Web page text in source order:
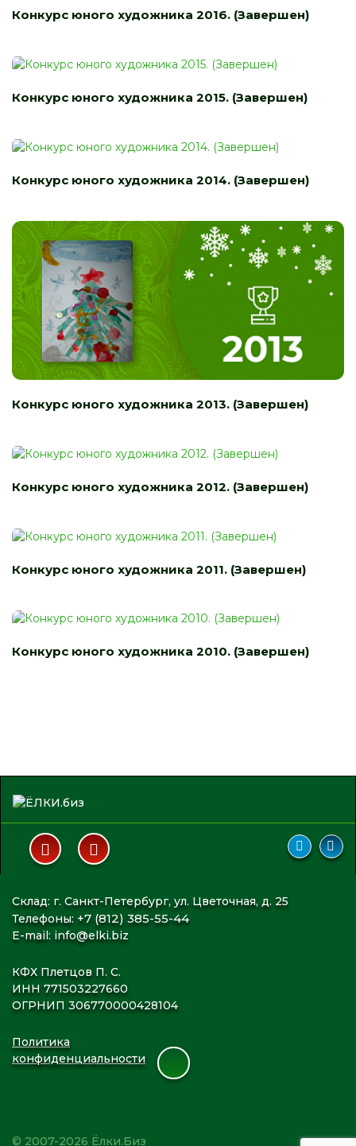
Конкурс юного художника 2016. (Завершен)
Конкурс юного художника 2015. (Завершен)
Конкурс юного художника 2014. (Завершен)
Конкурс юного художника 2013. (Завершен)
Конкурс юного художника 2012. (Завершен)
Конкурс юного художника 2011. (Завершен)
Конкурс юного художника 2010. (Завершен)
Склад: г. Санкт-Петербург, ул. Цветочная, д. 25
Телефоны: +7 (812) 385-55-44
E-mail: info@elki.biz
КФХ Плетцов П. С.
ИНН 771503227660
ОГРНИП 306770000428104
Политика
конфиденциальности
© 2007-2026 Ёлки.Биз